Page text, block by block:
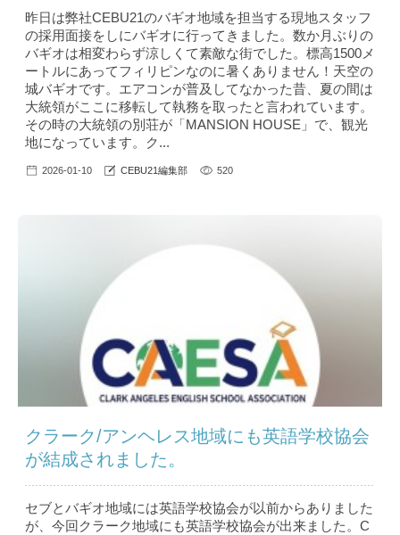
昨日は弊社CEBU21のバギオ地域を担当する現地スタッフ
の採用面接をしにバギオに行ってきました。数か月ぶりの
バギオは相変わらず涼しくて素敵な街でした。標高1500メ
ートルにあってフィリピンなのに暑くありません！天空の
城バギオです。エアコンが普及してなかった昔、夏の間は
大統領がここに移転して執務を取ったと言われています。
その時の大統領の別荘が「MANSION HOUSE」で、観光
地になっています。ク...
2026-01-10 CEBU21編集部 520
クラーク/アンヘレス地域にも英語学校協会
が結成されました。
セブとバギオ地域には英語学校協会が以前からありました
が、今回クラーク地域にも英語学校協会が出来ました。C